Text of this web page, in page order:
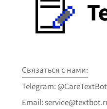
Связаться с нами:
Telegram: @CareTextBot
Email: